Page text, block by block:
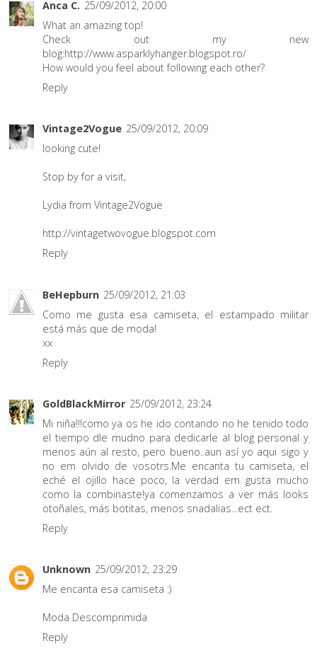
Anca C. 25/09/2012, 20:00
What an amazing top!
Check out my new
blog:http://www.asparklyhanger.blogspot.ro/
How would you feel about following each other?
Reply
Vintage2Vogue 25/09/2012, 20:09
looking cute!
Stop by for a visit,
Lydia from Vintage2Vogue
http://vintagetwovogue.blogspot.com
Reply
BeHepburn 25/09/2012, 21:03
Como me gusta esa camiseta, el estampado militar
está más que de moda!
xx
Reply
GoldBlackMirror 25/09/2012, 23:24
Mi niña!!!como ya os he ido contando no he tenido todo
el tiempo dle mudno para dedicarle al blog personal y
menos aún al resto, pero bueno..aun así yo aqui sigo y
no em olvido de vosotrs.Me encanta tu camiseta, el
eché el ojillo hace poco, la verdad em gusta mucho
como la combinaste!ya comenzamos a ver más looks
otoñales, más botitas, menos snadalias...ect ect.
Reply
Unknown 25/09/2012, 23:29
Me encanta esa camiseta :)
Moda Descomprimida
Reply